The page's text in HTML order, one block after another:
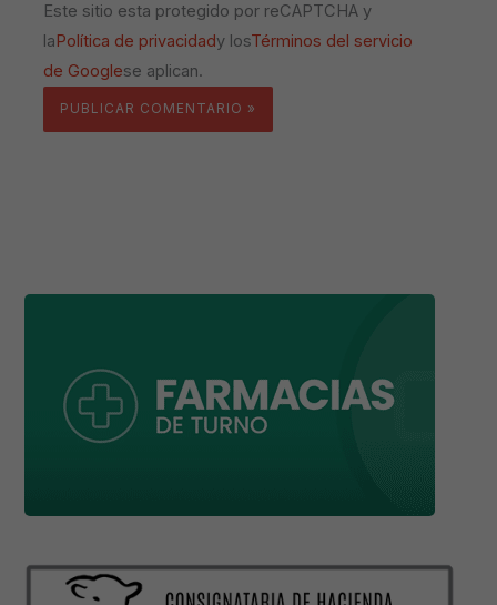
Este sitio esta protegido por reCAPTCHA y
laPolítica de privacidady losTérminos del servicio
de Googlese aplican.